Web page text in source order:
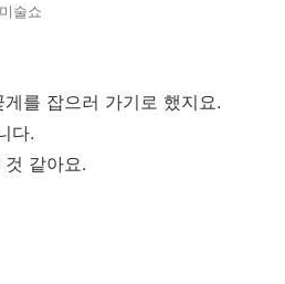
술쇼
를 잡으러 가기로 했지요.
다.
같아요.